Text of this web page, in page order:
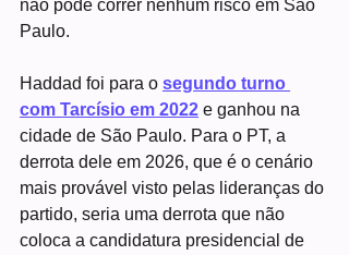
não pode correr nenhum risco em São
Paulo.
Haddad foi para o segundo turno
com Tarcísio em 2022 e ganhou na
cidade de São Paulo. Para o PT, a
derrota dele em 2026, que é o cenário
mais provável visto pelas lideranças do
partido, seria uma derrota que não
coloca a candidatura presidencial de